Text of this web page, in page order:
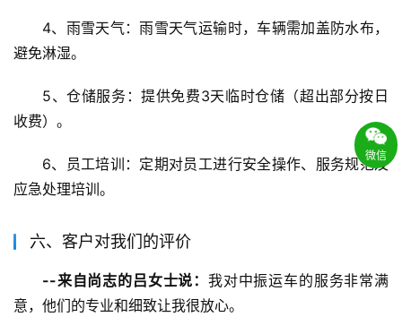
4、雨雪天气：雨雪天气运输时，车辆需加盖防水布，
避免淋湿。
5、仓储服务：提供免费3天临时仓储（超出部分按日
收费）。
6、员工培训：定期对员工进行安全操作、服务规范及
应急处理培训。
六、客户对我们的评价
--来自尚志的吕女士说： 我对中振运车的服务非常满
意，他们的专业和细致让我很放心。
微信